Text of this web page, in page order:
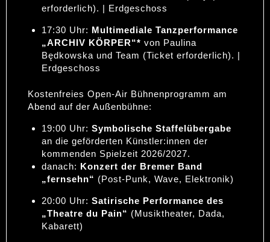
erforderlich). | Erdgeschoss
17:30 Uhr: Multimediale Tanzperformance
„ARCHIV KÖRPER“* von Paulina
Będkowska und Team (Ticket erforderlich). |
Erdgeschoss
Kostenfreies Open-Air Bühnenprogramm am
Abend auf der Außenbühne:
19:00 Uhr: Symbolische Staffelübergabe
an die geförderten Künstler:innen der
kommenden Spielzeit 2026/2027.
danach: Konzert der Bremer Band
„fernsehn“ (Post-Punk, Wave, Elektronik)
20:00 Uhr: Satirische Performance des
„Theatre du Pain“ (Musiktheater, Dada,
Kabarett)